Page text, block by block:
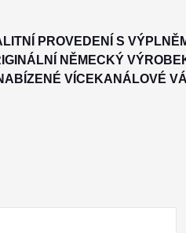
PROVEDENÍ S
NĚMECKÝ
VÍCEKANÁLOVÉ